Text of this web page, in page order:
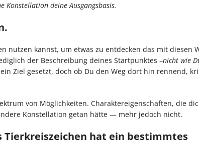
Konstellation deine Ausgangsbasis.
nutzen kannst, um etwas zu entdecken das mit diesen
der Beschreibung deines Startpunktes –nicht wie
Ziel gesetzt, doch ob Du den Weg dort hin rennend,
von Möglichkeiten. Charaktereigenschaften, die
Konstellation getan hätte — mehr jedoch nicht.
Tierkreiszeichen hat ein bestimmtes